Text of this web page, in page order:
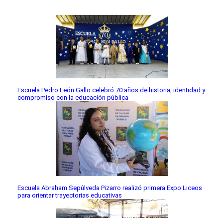
Escuela Pedro León Gallo celebró 70 años de historia, identidad y
compromiso con la educación pública
Escuela Abraham Sepúlveda Pizarro realizó primera Expo Liceos
para orientar trayectorias educativas